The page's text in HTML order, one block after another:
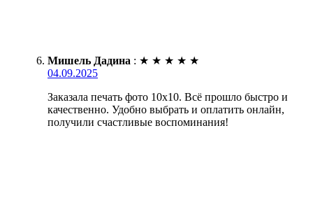
Мишель Дадина : ★ ★ ★ ★ ★
04.09.2025
Заказала печать фото 10х10. Всё прошло быстро и
качественно. Удобно выбрать и оплатить онлайн,
получили счастливые воспоминания!